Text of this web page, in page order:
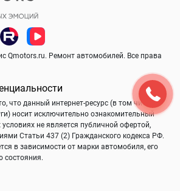
Qmotors.ru. Ремонт автомобилей. Все права
что данный интернет-ресурс (в том числе
носит исключительно ознакомительный
условиях не является публичной офертой,
Статьи 437 (2) Гражданского кодекса РФ.
в зависимости от марки автомобиля, его
состояния.